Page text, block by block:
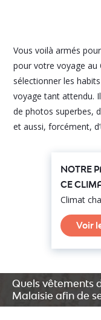
Vous voilà armés
pour votre voyage au
sélectionner les
voyage tant attendu.
de photos superbes,
et aussi, forcément,
NOTRE
CE
Climat
Voir
Quels vêtements
Malaisie afin de